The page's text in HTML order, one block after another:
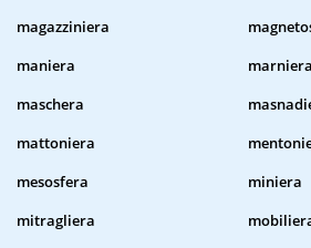
magazziniera
maniera
marniera
maschera
mattoniera
mesosfera
miniera
mitragliera